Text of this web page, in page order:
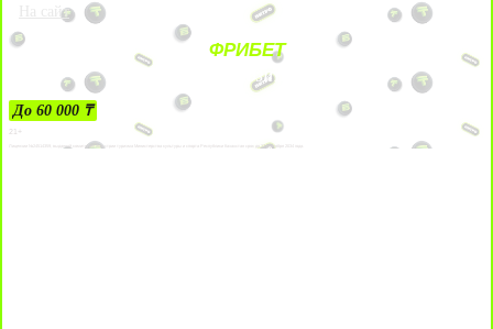
На сайт
ФРИБЕТ
ЗА ДЕПОЗИТЫ
До 60 000 ₸
21+
Лицензии №24514359, выданной комитетом индустрии туризма Министерства культуры и спорта Республики Казахстан срок до 27 сентября 2034 года.